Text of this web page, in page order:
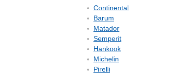
Continental
Barum
Matador
Semperit
Hankook
Michelin
Pirelli